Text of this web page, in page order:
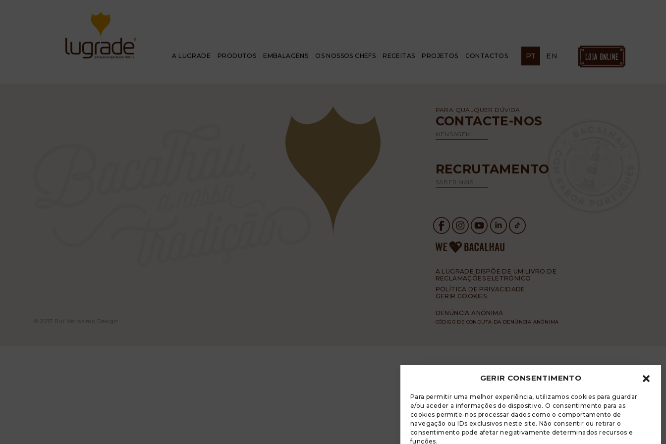
GERIR CONSENTIMENTO
Para permitir uma melhor experiência, utilizamos cookies para guardar
e/ou aceder a informações do dispositivo. O consentimento para as
cookies permite-nos processar dados como o comportamento de
navegação ou IDs exclusivos neste site. Não consentir ou retirar o
consentimento pode afetar negativamente determinados recursos e
funções.
A LUGRADE PRODUTOS EMBALAGENS OS NOSSOS CHEFS RECEITAS PROJETOS CONTACTOS PT EN
PARA QUALQUER DÚVIDA
CONTACTE-NOS
MENSAGEM
RECRUTAMENTO
SABER MAIS
A LUGRADE DISPÕE DE UM LIVRO DE
RECLAMAÇÕES ELETRÓNICO
POLÍTICA DE PRIVACIDADE
GERIR COOKIES
DENÚNCIA ANÓNIMA
CÓDIGO DE CONDUTA DA DENÚNCIA ANÓNIMA
© 2017 Rui Veríssimo Design